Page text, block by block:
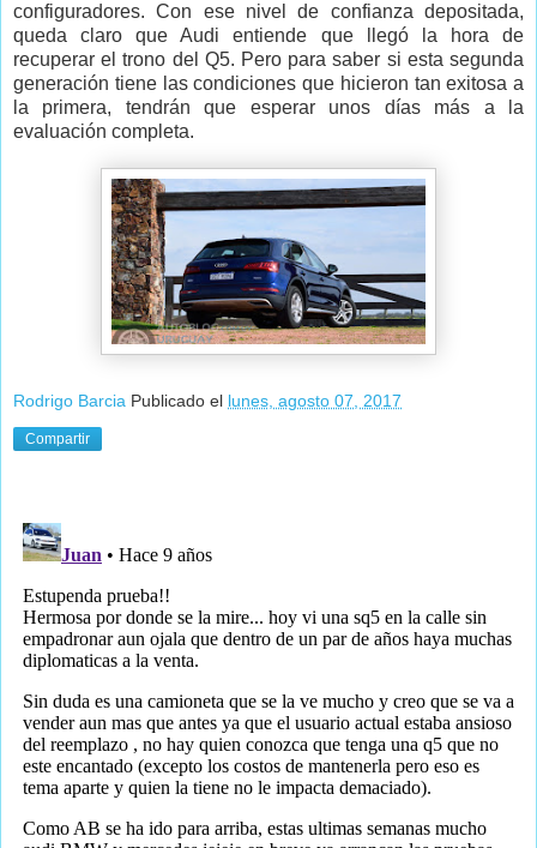
configuradores. Con ese nivel de confianza depositada,
queda claro que Audi entiende que llegó la hora de
recuperar el trono del Q5. Pero para saber si esta segunda
generación tiene las condiciones que hicieron tan exitosa a
la primera, tendrán que esperar unos días más a la
evaluación completa.
Rodrigo Barcia Publicado el lunes, agosto 07, 2017
Compartir